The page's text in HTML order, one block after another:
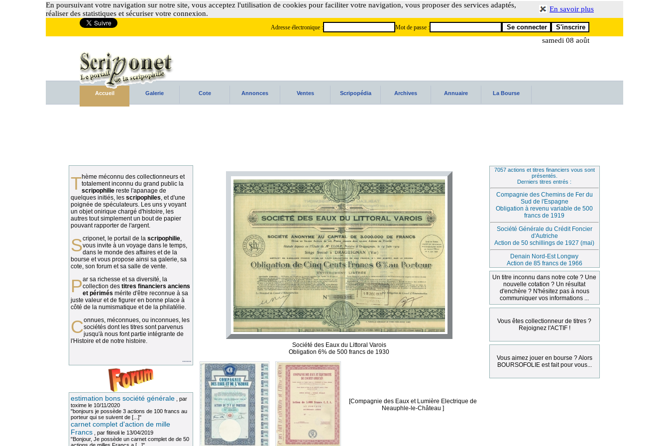
En poursuivant votre navigation sur notre site, vous acceptez l'utilisation de cookies pour faciliter votre navigation, vous proposer des services adaptés,
réaliser des statistiques et sécuriser votre connexion.
En savoir plus
Adresse électronique : Mot de passe :
samedi 08 août
Accueil Galerie Cote Annonces Ventes Scripopédia Archives Annuaire La Bourse
Thème méconnu des collectionneurs ettotalement inconnu du grand public la
scripophilie reste l'apanage de
quelques initiés, les scripophiles, et d'une
poignée de spéculateurs. Les uns y voyant
un objet onirique chargé d'histoire, les
autres tout simplement un bout de papier
pouvant rapporter de l'argent.
Scriponet, le portail de la scripophilie,
vous invite à un voyage dans le temps,
dans le monde des affaires et de la
bourse et vous propose ainsi sa galerie, sa
cote, son forum et sa salle de vente.
Par sa richesse et sa diversité, lacollection des titres financiers anciens
et périmés mérite d'être reconnue à sa
juste valeur et de figurer en bonne place à
côté de la numismatique et de la philatélie.
Connues, méconnues, ou inconnues, lessociétés dont les titres sont parvenus
jusqu'à nous font partie intégrante de
l'Histoire et de notre histoire.
......
estimation bons société générale , par
toxime le 10/11/2020
"bonjours je possède 3 actions de 100 francs au
porteur qui se suivent de [...]"
carnet complet d'action de mille
Francs , par fitinoli le 13/04/2019
"Bonjour, Je possède un carnet complet de de 50
Société des Eaux du Littoral Varois
Obligation 6% de 500 francs de 1930
[Compagnie des Eaux et Lumière Electrique de
Neauphle-le-Château ]
7057 actions et titres financiers vous sont
présentés.
Derniers titres entrés :
Compagnie des Chemins de Fer du
Sud de l'Espagne
Obligation à revenu variable de 500
francs de 1919
Société Générale du Crédit Foncier
d'Autriche
Action de 50 schillings de 1927 (mai)
Denain Nord-Est Longwy
Action de 85 francs de 1966
Un titre inconnu dans notre cote ? Une
nouvelle cotation ? Un résultat
d'enchère ? N'hésitez pas à nous
communiquer vos informations ...
Vous êtes collectionneur de titres ?
Rejoignez l'ACTIF !
Vous aimez jouer en bourse ? Alors
BOURSOFOLIE est fait pour vous...